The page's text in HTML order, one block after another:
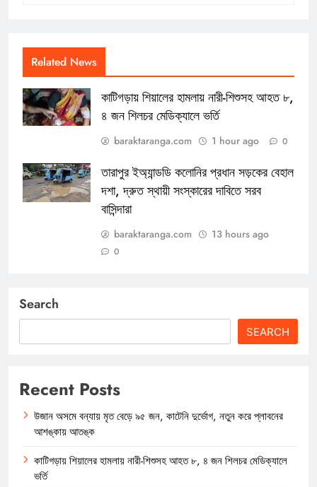
Related News
কাটিগড়ায় শিয়ালের হামলায় নারী-শিশুসহ আহত ৮,
৪ জন শিলচর মেডিক্যালে ভর্তি
baraktaranga.com 1 hour ago 0
তারাপুর ইঅ্যান্ডডি কলোনির প্রধান সড়কের বেহাল
দশা, দ্রুত স্থায়ী সংস্কারের দাবিতে সরব
বাসিন্দারা
baraktaranga.com 13 hours ago
0
Search
SEARCH
Recent Posts
উজান অসমে বন্যায় মৃত বেড়ে ৯৫ জন, কাটেনি দুর্ভোগ, নতুন করে প্লাবনের
আশঙ্কায় আতঙ্ক
কাটিগড়ায় শিয়ালের হামলায় নারী-শিশুসহ আহত ৮, ৪ জন শিলচর মেডিক্যালে
ভর্তি